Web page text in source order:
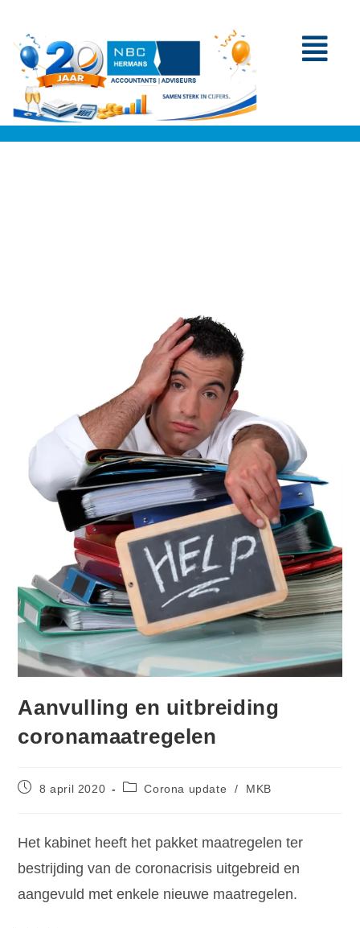
Aanvulling en uitbreiding
coronamaatregelen
8 april 2020 Corona update / MKB
Het kabinet heeft het pakket maatregelen ter
bestrijding van de coronacrisis uitgebreid en
aangevuld met enkele nieuwe maatregelen.